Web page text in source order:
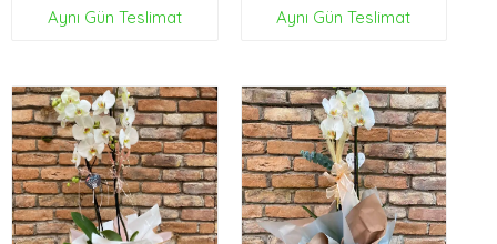
Aynı Gün Teslimat Aynı Gün Teslimat